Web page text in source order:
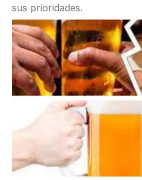
sus prioridades.